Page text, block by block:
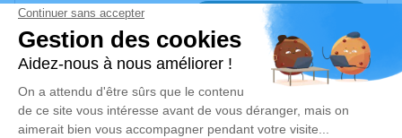
Je rends hommage
Crémation
mercredi 19 juillet 2023 à 09h00
Crématorium Saint Claude de Besançon